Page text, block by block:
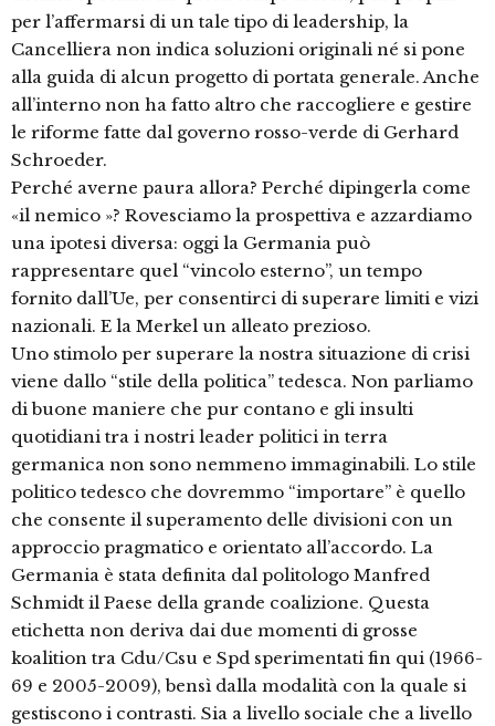
per l’affermarsi di un tale tipo di leadership, la
Cancelliera non indica soluzioni originali né si pone
alla guida di alcun progetto di portata generale. Anche
all’interno non ha fatto altro che raccogliere e gestire
le riforme fatte dal governo rosso-verde di Gerhard
Schroeder.
Perché averne paura allora? Perché dipingerla come
«il nemico »? Rovesciamo la prospettiva e azzardiamo
una ipotesi diversa: oggi la Germania può
rappresentare quel “vincolo esterno”, un tempo
fornito dall’Ue, per consentirci di superare limiti e vizi
nazionali. E la Merkel un alleato prezioso.
Uno stimolo per superare la nostra situazione di crisi
viene dallo “stile della politica” tedesca. Non parliamo
di buone maniere che pur contano e gli insulti
quotidiani tra i nostri leader politici in terra
germanica non sono nemmeno immaginabili. Lo stile
politico tedesco che dovremmo “importare” è quello
che consente il superamento delle divisioni con un
approccio pragmatico e orientato all’accordo. La
Germania è stata definita dal politologo Manfred
Schmidt il Paese della grande coalizione. Questa
etichetta non deriva dai due momenti di grosse
koalition tra Cdu/Csu e Spd sperimentati fin qui (1966-
69 e 2005-2009), bensì dalla modalità con la quale si
gestiscono i contrasti. Sia a livello sociale che a livello